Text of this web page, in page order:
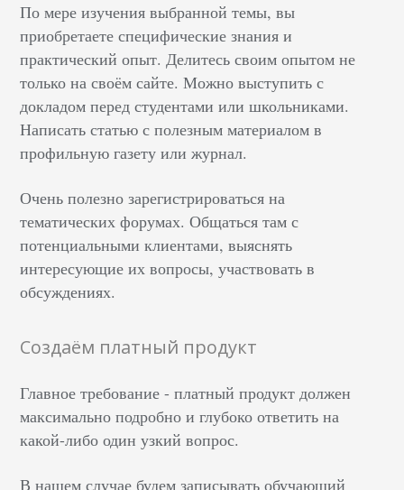
По мере изучения выбранной темы, вы
приобретаете специфические знания и
практический опыт. Делитесь своим опытом не
только на своём сайте. Можно выступить с
докладом перед студентами или школьниками.
Написать статью с полезным материалом в
профильную газету или журнал.
Очень полезно зарегистрироваться на
тематических форумах. Общаться там с
потенциальными клиентами, выяснять
интересующие их вопросы, участвовать в
обсуждениях.
Создаём платный продукт
Главное требование - платный продукт должен
максимально подробно и глубоко ответить на
какой-либо один узкий вопрос.
В нашем случае будем записывать обучающий